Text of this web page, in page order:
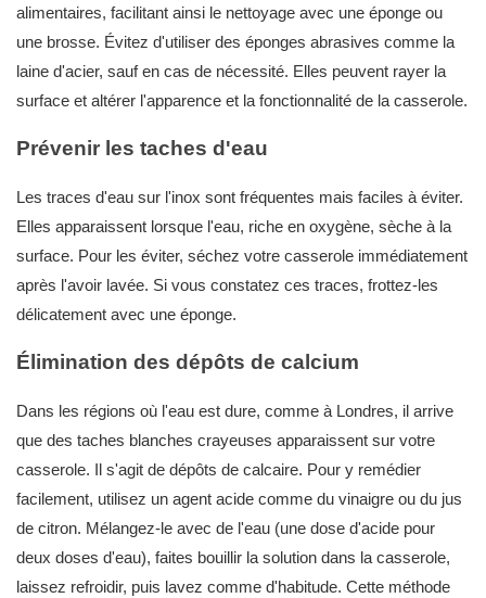
alimentaires, facilitant ainsi le nettoyage avec une éponge ou
une brosse. Évitez d'utiliser des éponges abrasives comme la
laine d'acier, sauf en cas de nécessité. Elles peuvent rayer la
surface et altérer l'apparence et la fonctionnalité de la casserole.
Prévenir les taches d'eau
Les traces d'eau sur l'inox sont fréquentes mais faciles à éviter.
Elles apparaissent lorsque l'eau, riche en oxygène, sèche à la
surface. Pour les éviter, séchez votre casserole immédiatement
après l'avoir lavée. Si vous constatez ces traces, frottez-les
délicatement avec une éponge.
Élimination des dépôts de calcium
Dans les régions où l'eau est dure, comme à Londres, il arrive
que des taches blanches crayeuses apparaissent sur votre
casserole. Il s'agit de dépôts de calcaire. Pour y remédier
facilement, utilisez un agent acide comme du vinaigre ou du jus
de citron. Mélangez-le avec de l'eau (une dose d'acide pour
deux doses d'eau), faites bouillir la solution dans la casserole,
laissez refroidir, puis lavez comme d'habitude. Cette méthode